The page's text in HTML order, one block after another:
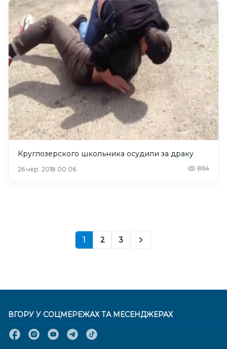
Круглозерского школьника осудили за драку
26 чер. 2018 00:06 864
1 2 3
ВГОРУ У СОЦМЕРЕЖАХ ТА МЕСЕНДЖЕРАХ